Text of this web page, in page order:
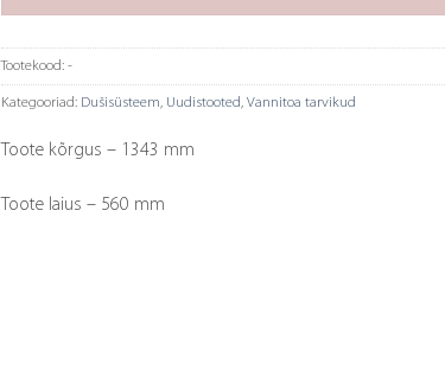
Tootekood: -
Kategooriad: Dušisüsteem, Uudistooted, Vannitoa tarvikud
Toote kõrgus – 1343 mm
Toote laius – 560 mm